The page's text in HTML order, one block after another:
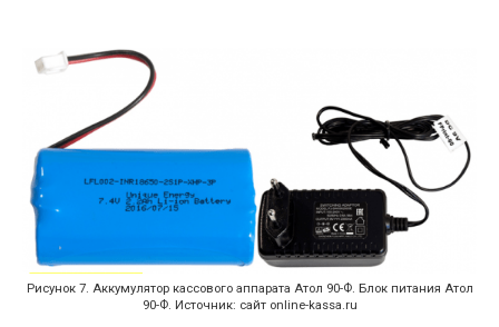
Рисунок 7. Аккумулятор кассового аппарата Атол 90-Ф. Блок питания Атол
90-Ф. Источник: сайт online-kassa.ru